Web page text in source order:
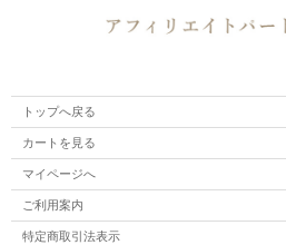
トップへ戻る
カートを見る
マイページへ
ご利用案内
特定商取引法表示